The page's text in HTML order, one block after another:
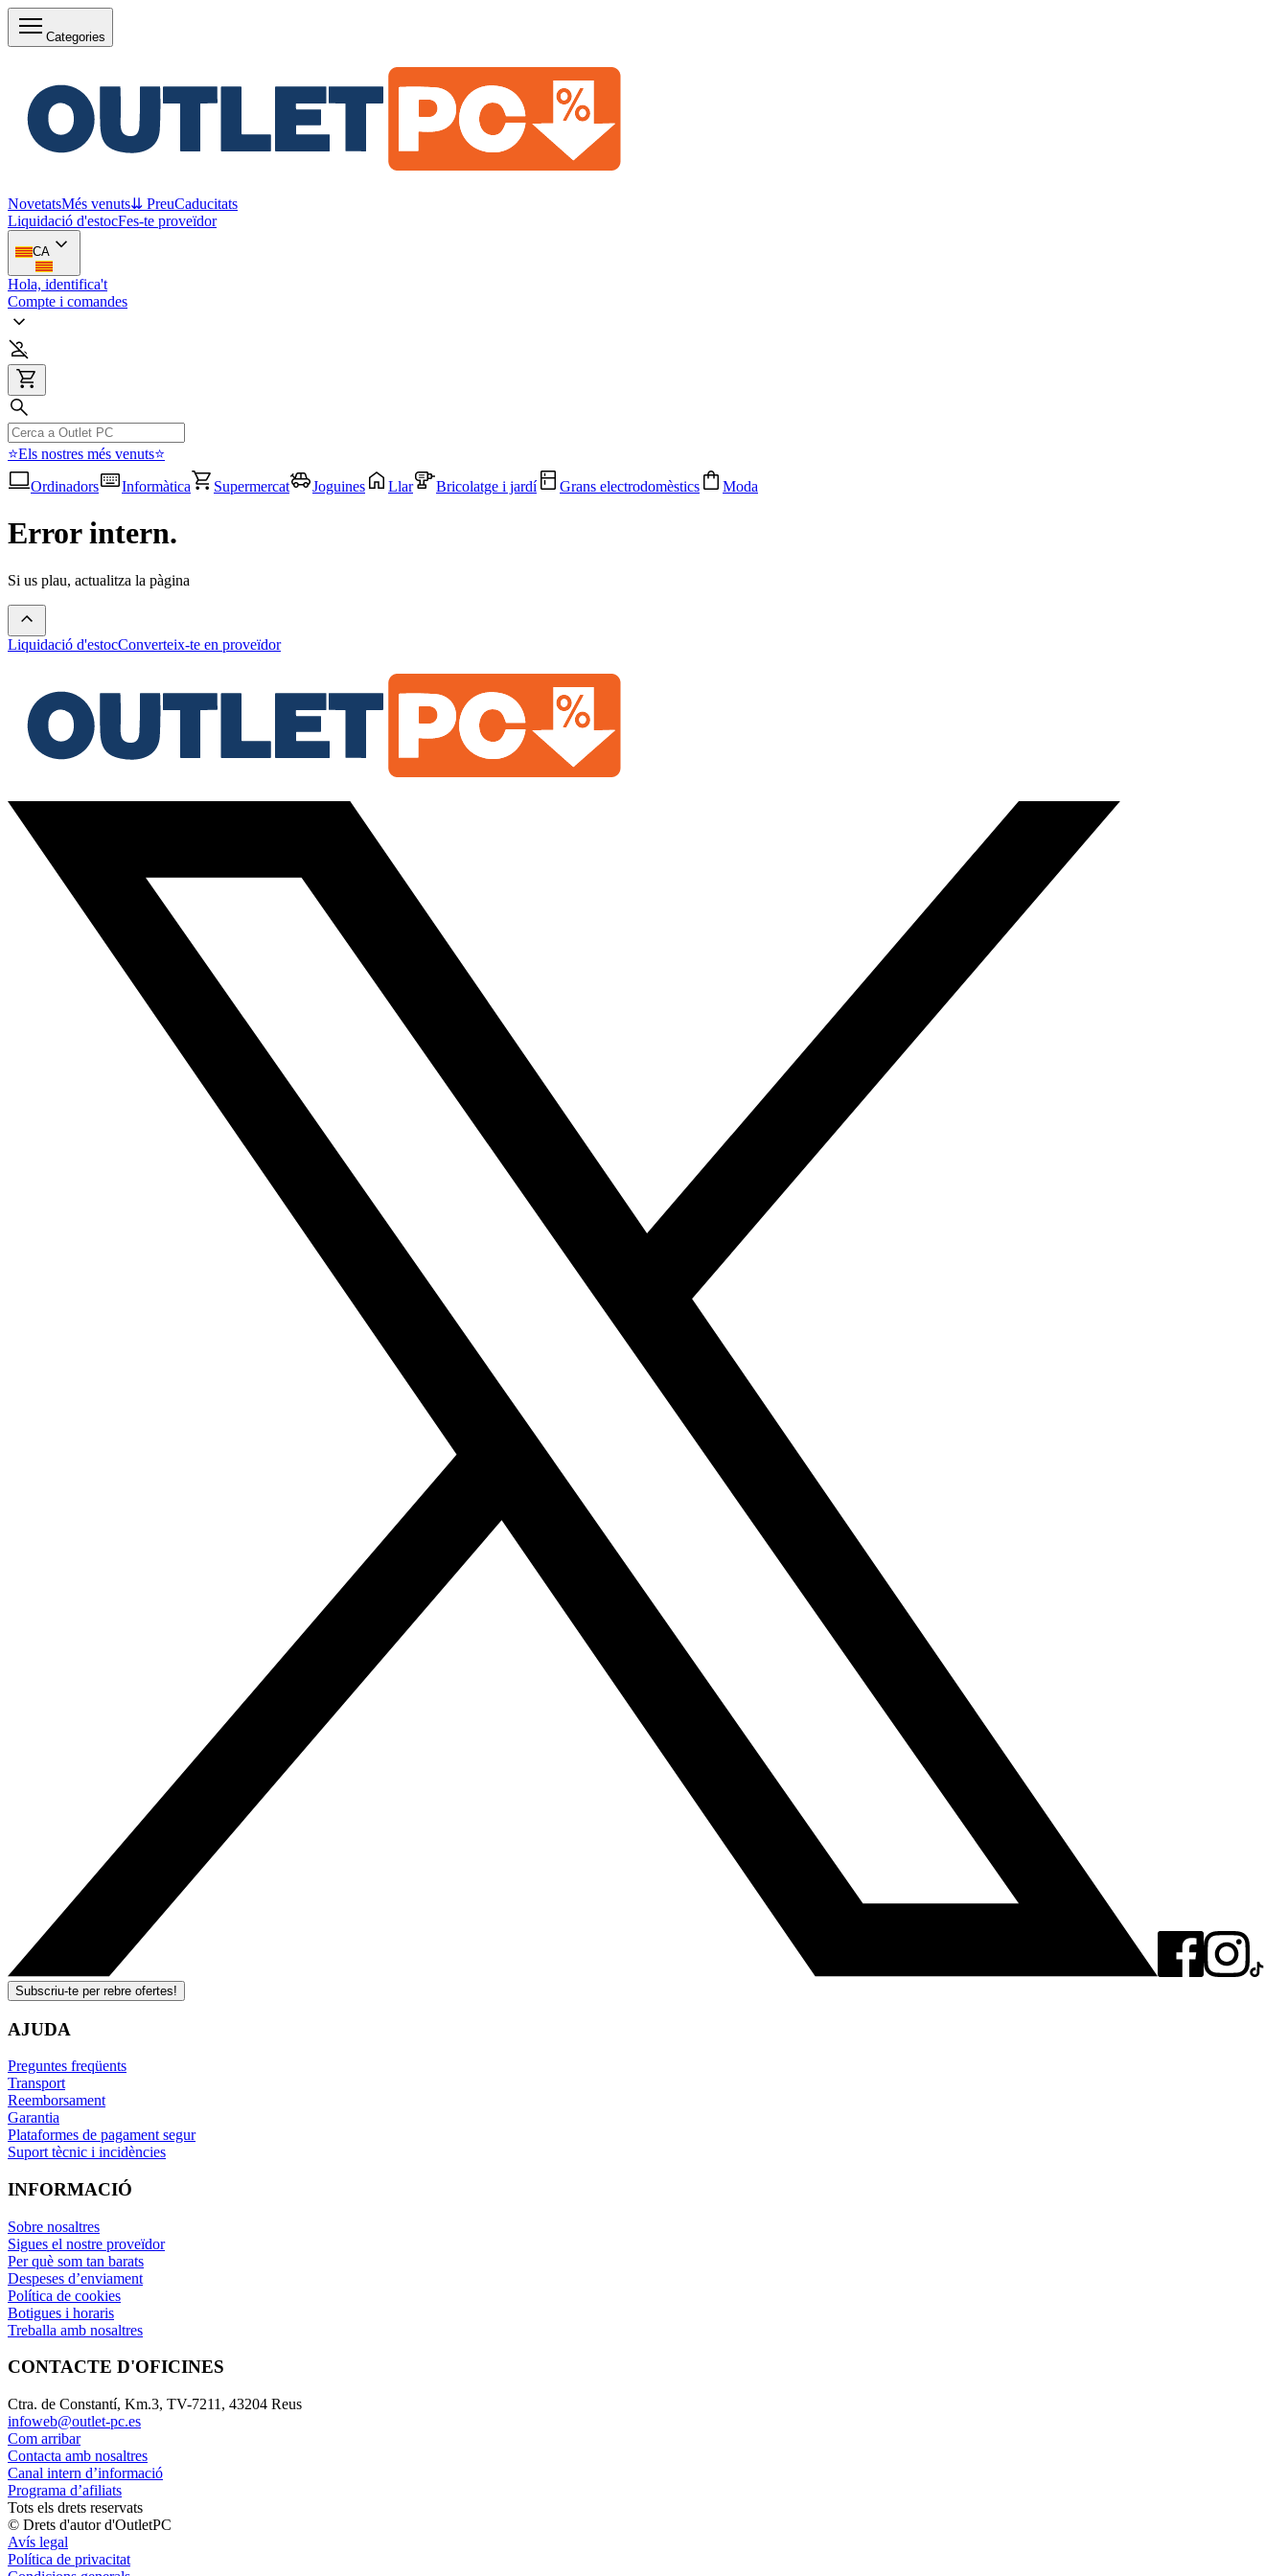
Categories
NovetatsMés venuts⇊ PreuCaducitats
Liquidació d'estocFes-te proveïdor
CA
Hola, identifica't
Compte i comandes
⭐Els nostres més venuts⭐
Ordinadors
Informàtica Supermercat Joguines Llar Bricolatge i jardí Grans electrodomèstics Moda
Error intern.
Si us plau, actualitza la pàgina
Liquidació d'estocConverteix-te en proveïdor
Subscriu-te per rebre ofertes!
AJUDA
Preguntes freqüents
Transport
Reemborsament
Garantia
Plataformes de pagament segur
Suport tècnic i incidències
INFORMACIÓ
Sobre nosaltres
Sigues el nostre proveïdor
Per què som tan barats
Despeses d’enviament
Política de cookies
Botigues i horaris
Treballa amb nosaltres
CONTACTE D'OFICINES
Ctra. de Constantí, Km.3, TV-7211, 43204 Reus
infoweb@outlet-pc.es
Com arribar
Contacta amb nosaltres
Canal intern d’informació
Programa d’afiliats
Tots els drets reservats
© Drets d'autor d'OutletPC
Avís legal
Política de privacitat